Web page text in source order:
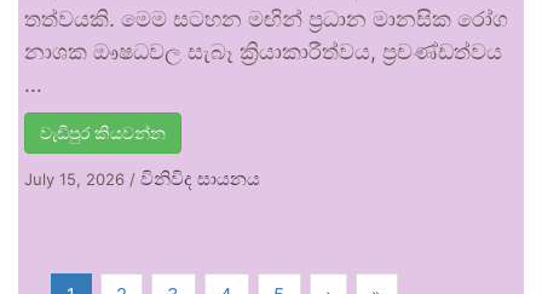
තත්වයකි. මෙම සටහන මඟින් ප්‍රධාන මානසික රෝග
නාශක ඖෂධවල සැබෑ ක්‍රියාකාරීත්වය, ප්‍රචණ්ඩත්වය
…
වැඩිපුර කියවන්න
July 15, 2026 / විනිවිද සායනය